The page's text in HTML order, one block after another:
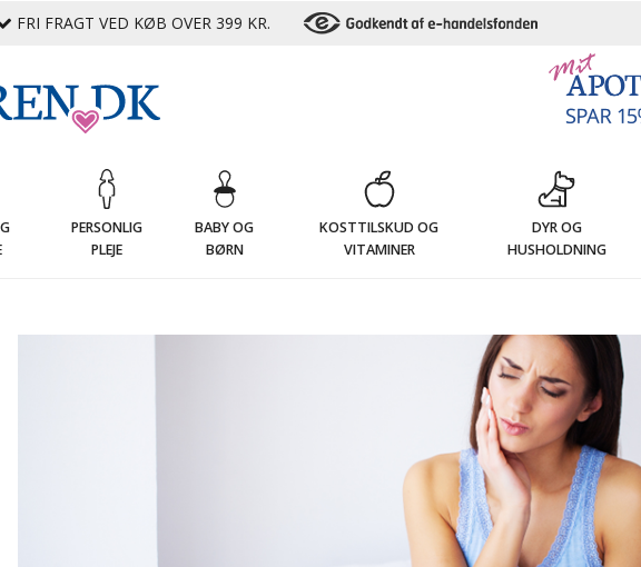
FRI FRAGT VED KØB OVER 399 KR.
PERSONLIG
PLEJE
BABY OG
BØRN
KOSTTILSKUD OG
VITAMINER
DYR OG
HUSHOLDNING